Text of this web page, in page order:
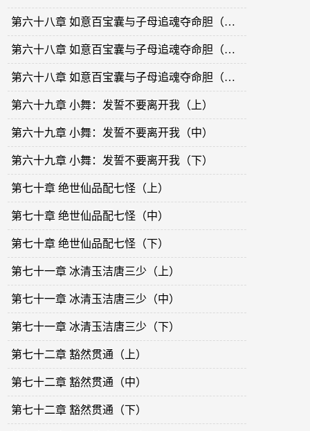
第六十八章 如意百宝囊与子母追魂夺命胆（上）
第六十八章 如意百宝囊与子母追魂夺命胆（中）
第六十八章 如意百宝囊与子母追魂夺命胆（下）
第六十九章 小舞：发誓不要离开我（上）
第六十九章 小舞：发誓不要离开我（中）
第六十九章 小舞：发誓不要离开我（下）
第七十章 绝世仙品配七怪（上）
第七十章 绝世仙品配七怪（中）
第七十章 绝世仙品配七怪（下）
第七十一章 冰清玉洁唐三少（上）
第七十一章 冰清玉洁唐三少（中）
第七十一章 冰清玉洁唐三少（下）
第七十二章 豁然贯通（上）
第七十二章 豁然贯通（中）
第七十二章 豁然贯通（下）